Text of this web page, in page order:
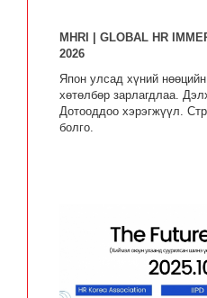
MHRI | GLOBAL HR
2026
Япон улсад хүний
хөтөлбөр зарлагдлаа.
Дотооддоо хэрэгжүүл.
болго.